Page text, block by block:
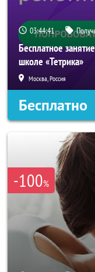
03:44:40
Бесплатное
школе «Тетрика»
Москва, Россия
Бесплатно
-100%